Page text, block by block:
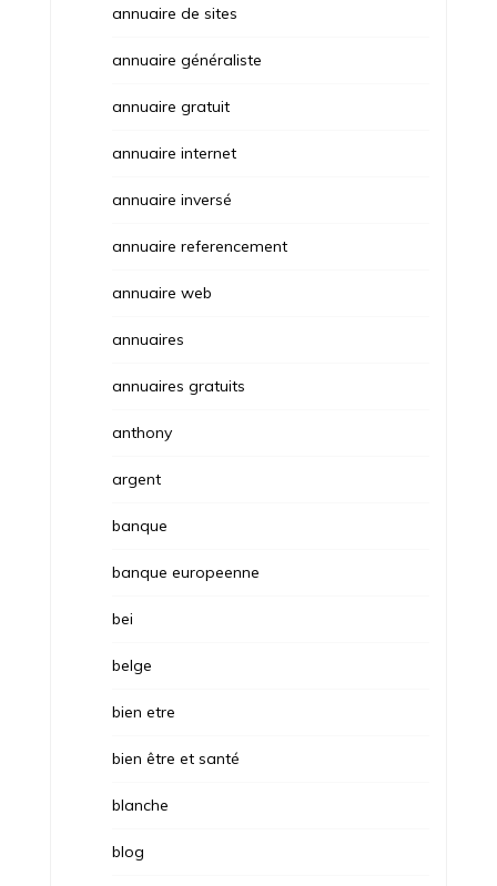
annuaire de sites
annuaire généraliste
annuaire gratuit
annuaire internet
annuaire inversé
annuaire referencement
annuaire web
annuaires
annuaires gratuits
anthony
argent
banque
banque europeenne
bei
belge
bien etre
bien être et santé
blanche
blog